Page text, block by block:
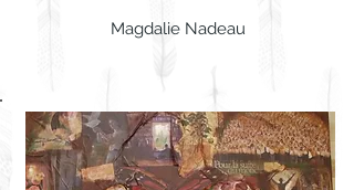
Magdalie Nadeau